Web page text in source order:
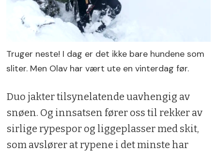
Truger neste! I dag er det ikke bare hundene som
sliter. Men Olav har vært ute en vinterdag før.
Duo jakter tilsynelatende uavhengig av
snøen. Og innsatsen fører oss til rekker av
sirlige rypespor og liggeplasser med skit,
som avslører at rypene i det minste har